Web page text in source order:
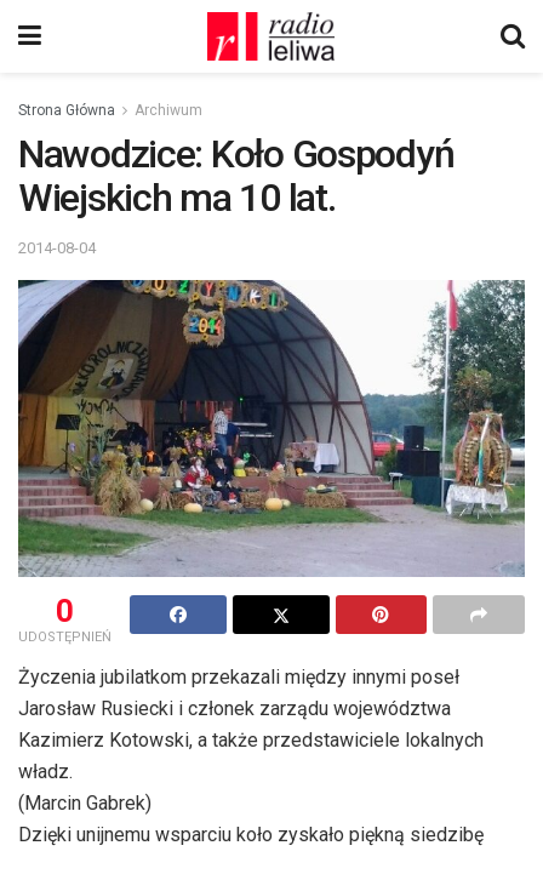
Strona Główna Archiwum
Nawodzice: Koło Gospodyń
Wiejskich ma 10 lat.
2014-08-04
0
UDOSTĘPNIEŃ
Życzenia jubilatkom przekazali między innymi poseł
Jarosław Rusiecki i członek zarządu województwa
Kazimierz Kotowski, a także przedstawiciele lokalnych
władz.
(Marcin Gabrek)
Dzięki unijnemu wsparciu koło zyskało piękną siedzibę